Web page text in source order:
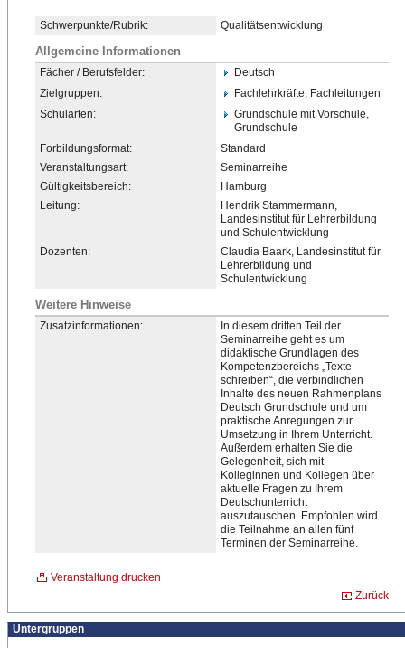
Schwerpunkte/Rubrik: Qualitätsentwicklung
Allgemeine Informationen
Fächer / Berufsfelder:
Deutsch
Zielgruppen:
Fachlehrkräfte, Fachleitungen
Schularten:
Grundschule mit Vorschule,
Grundschule
Forbildungsformat:
Standard
Veranstaltungsart:
Seminarreihe
Gültigkeitsbereich:
Hamburg
Leitung:
Hendrik Stammermann,
Landesinstitut für Lehrerbildung
und Schulentwicklung
Dozenten:
Claudia Baark, Landesinstitut für
Lehrerbildung und
Schulentwicklung
Weitere Hinweise
Zusatzinformationen:
In diesem dritten Teil der
Seminarreihe geht es um
didaktische Grundlagen des
Kompetenzbereichs „Texte
schreiben“, die verbindlichen
Inhalte des neuen Rahmenplans
Deutsch Grundschule und um
praktische Anregungen zur
Umsetzung in Ihrem Unterricht.
Außerdem erhalten Sie die
Gelegenheit, sich mit
Kolleginnen und Kollegen über
aktuelle Fragen zu Ihrem
Deutschunterricht
auszutauschen. Empfohlen wird
die Teilnahme an allen fünf
Terminen der Seminarreihe.
Veranstaltung drucken
Zurück
Untergruppen